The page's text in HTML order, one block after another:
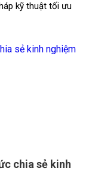
kỹ thuật tối ưu
chia sẻ kinh